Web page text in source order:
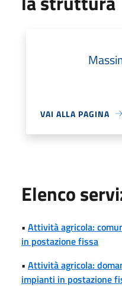
VAI ALLA PAGINA
Elenco
• Attività agricola:
in postazione fissa
• Attività agricola:
impianti in postazione